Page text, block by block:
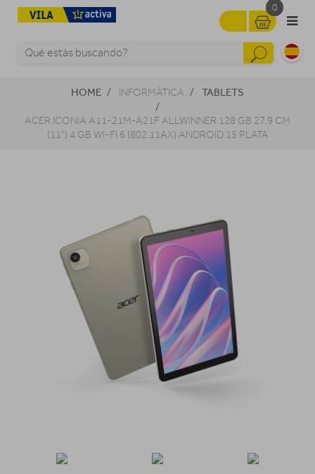
0
HOME INFORMÀTICA TABLETS
ACER ICONIA A11-21M-A21F ALLWINNER 128 GB 27,9 CM
(11") 4 GB WI-FI 6 (802.11AX) ANDROID 15 PLATA